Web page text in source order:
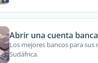
Abrir una cuenta
Los mejores bancos para sus
Sudáfrica.